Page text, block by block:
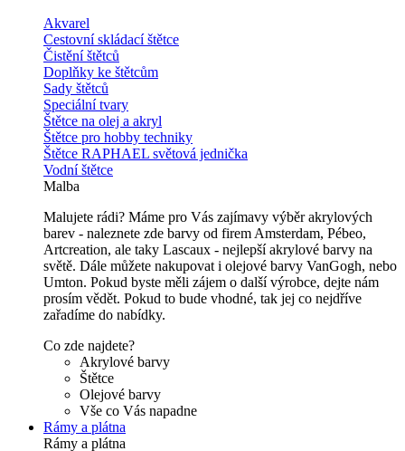
Akvarel
Cestovní skládací štětce
Čistění štětců
Doplňky ke štětcům
Sady štětců
Speciální tvary
Štětce na olej a akryl
Štětce pro hobby techniky
Štětce RAPHAEL světová jednička
Vodní štětce
Malba
Malujete rádi? Máme pro Vás zajímavy výběr akrylových
barev - naleznete zde barvy od firem Amsterdam, Pébeo,
Artcreation, ale taky Lascaux - nejlepší akrylové barvy na
světě. Dále můžete nakupovat i olejové barvy VanGogh, nebo
Umton. Pokud byste měli zájem o další výrobce, dejte nám
prosím vědět. Pokud to bude vhodné, tak jej co nejdříve
zařadíme do nabídky.
Co zde najdete?
Akrylové barvy
Štětce
Olejové barvy
Vše co Vás napadne
Rámy a plátna
Rámy a plátna